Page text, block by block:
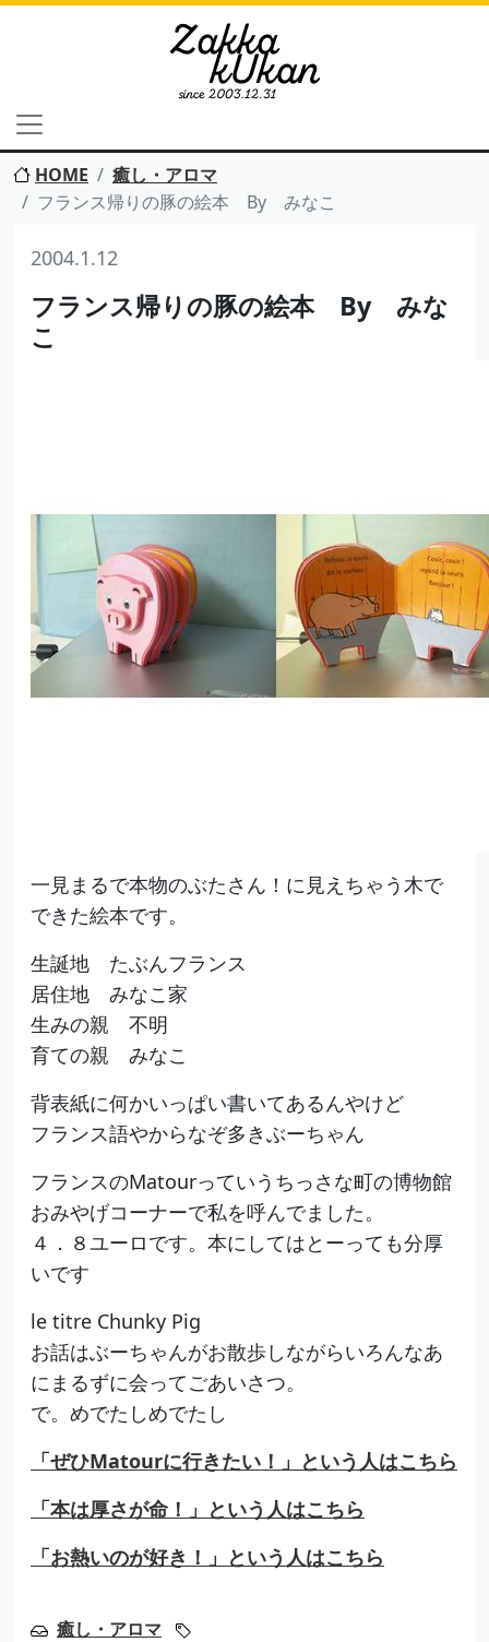
HOME
癒し・アロマ
フランス帰りの豚の絵本 By みなこ
2004.1.12
フランス帰りの豚の絵本 By みな
こ
一見まるで本物のぶたさん！に見えちゃう木で
できた絵本です。
生誕地 たぶんフランス
居住地 みなこ家
生みの親 不明
育ての親 みなこ
背表紙に何かいっぱい書いてあるんやけど
フランス語やからなぞ多きぶーちゃん
フランスのMatourっていうちっさな町の博物館
おみやげコーナーで私を呼んでました。
４．８ユーロです。本にしてはとーっても分厚
いです
le titre Chunky Pig
お話はぶーちゃんがお散歩しながらいろんなあ
にまるずに会ってごあいさつ。
で。めでたしめでたし
「ぜひMatourに行きたい！」という人はこちら
「本は厚さが命！」という人はこちら
「お熱いのが好き！」という人はこちら
癒し・アロマ